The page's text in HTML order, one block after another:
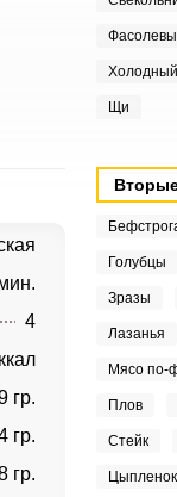
4
гр.
гр.
гр.
Щи
Голубцы
Зразы
Лазанья
Мясо по-
Плов
Стейк